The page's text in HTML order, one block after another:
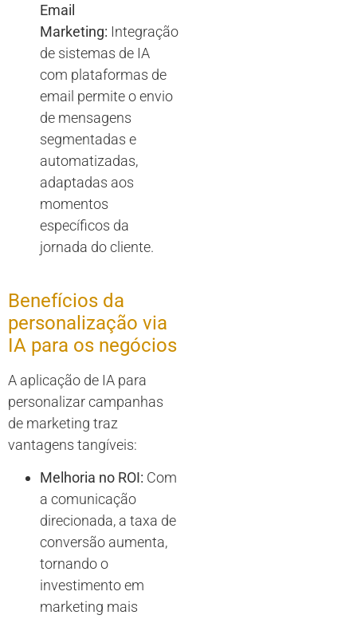
Email
Marketing: Integração
de sistemas de IA
com plataformas de
email permite o envio
de mensagens
segmentadas e
automatizadas,
adaptadas aos
momentos
específicos da
jornada do cliente.
Benefícios da
personalização via
IA para os negócios
A aplicação de IA para
personalizar campanhas
de marketing traz
vantagens tangíveis:
Melhoria no ROI: Com
a comunicação
direcionada, a taxa de
conversão aumenta,
tornando o
investimento em
marketing mais